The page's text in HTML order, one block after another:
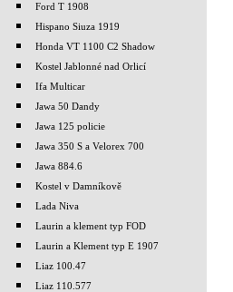
Ford T 1908
Hispano Siuza 1919
Honda VT 1100 C2 Shadow
Kostel Jablonné nad Orlicí
Ifa Multicar
Jawa 50 Dandy
Jawa 125 policie
Jawa 350 S a Velorex 700
Jawa 884.6
Kostel v Damníkově
Lada Niva
Laurin a klement typ FOD
Laurin a Klement typ E 1907
Liaz 100.47
Liaz 110.577